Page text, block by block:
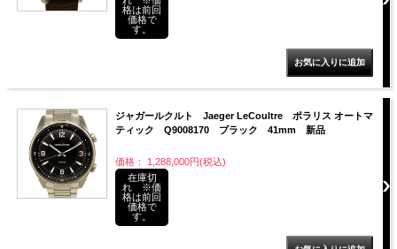
格は前回
価格で
す。
ジャガールクルト Jaeger LeCoultre ポラリス オートマ
ティック Q9008170 ブラック 41mm 新品
価格： 1,288,000円(税込)
在庫切
れ ※価
格は前回
価格で
す。